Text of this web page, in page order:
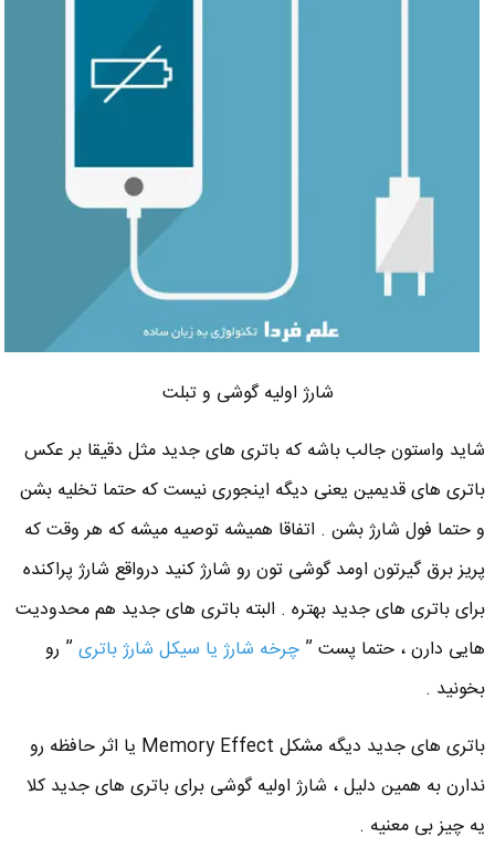
شارژ اولیه گوشی و تبلت
شاید واستون جالب باشه که باتری های جدید مثل دقیقا بر عکس
باتری های قدیمین یعنی دیگه اینجوری نیست که حتما تخلیه بشن
و حتما فول شارژ بشن . اتفاقا همیشه توصیه میشه که هر وقت که
پریز برق گیرتون اومد گوشی تون رو شارژ کنید درواقع شارژ پراکنده
برای باتری های جدید بهتره . البته باتری های جدید هم محدودیت
هایی دارن ، حتما پست ” چرخه شارژ یا سیکل شارژ باتری” رو
بخونید .
باتری های جدید دیگه مشکل Memory Effect یا اثر حافظه رو
ندارن به همین دلیل ، شارژ اولیه گوشی برای باتری های جدید کلا
یه چیز بی معنیه .